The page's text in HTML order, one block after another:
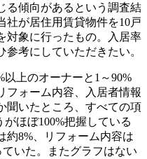
る傾向があるという調査結
社が居住用賃貸物件を10戸
対象に行ったもの。入居率
考にしていただきたい。
上のオーナーと1～90%
フォーム内容、入居者情報
聞いたところ、すべての項
ほぼ100%把握している
約8%、リフォーム内容は
いた。またグラフはない